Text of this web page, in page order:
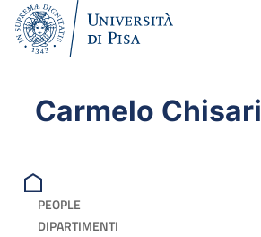
Carmelo Chisari
PEOPLE
DIPARTIMENTI